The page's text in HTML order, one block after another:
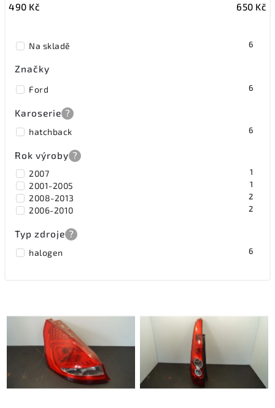
Nejdražší
490 Kč 650 Kč
Na skladě 6
Značky
Ford 6
Karoserie ?
hatchback 6
Rok výroby ?
2007 1
2001-2005 1
2008-2013 2
2006-2010 2
Typ zdroje ?
halogen 6